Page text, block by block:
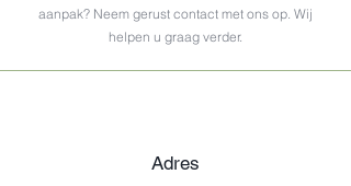
aanpak? Neem gerust contact met ons op. Wij
helpen u graag verder.
Adres